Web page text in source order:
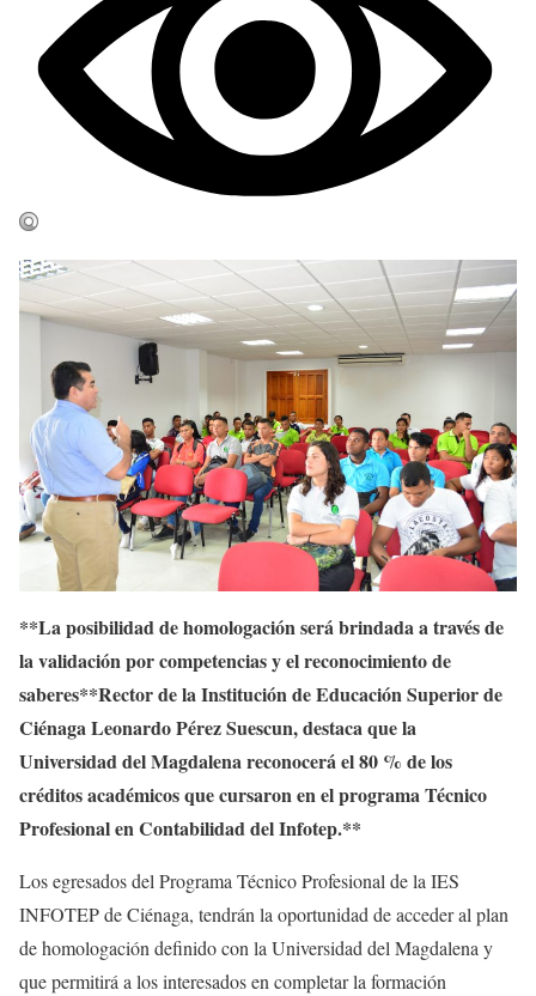
**La posibilidad de homologación será brindada a través de
la validación por competencias y el reconocimiento de
saberes**Rector de la Institución de Educación Superior de
Ciénaga Leonardo Pérez Suescun, destaca que la
Universidad del Magdalena reconocerá el 80 % de los
créditos académicos que cursaron en el programa Técnico
Profesional en Contabilidad del Infotep.**
Los egresados del Programa Técnico Profesional de la IES
INFOTEP de Ciénaga, tendrán la oportunidad de acceder al plan
de homologación definido con la Universidad del Magdalena y
que permitirá a los interesados en completar la formación